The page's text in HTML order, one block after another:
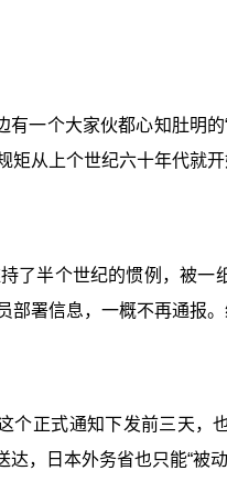
一个大家伙都心知肚明的
从上个世纪六十年代就
了半个世纪的惯例，被
署信息，一概不再通报
个正式通知下发前三天，
，日本外务省也只能“被